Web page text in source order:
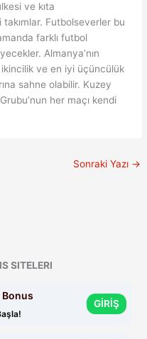
ve kıta
Futbolseverler bu
farklı futbol
Almanya’nın
ikincilik ve en iyi üçüncülük
sahne olabilir. Kuzey
her maçı kendi
Sonraki Yazı →
SITELERI
Bonus
GİRİŞ